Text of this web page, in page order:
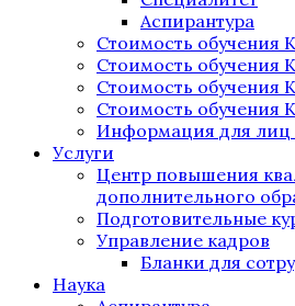
Аспирантура
Стоимость обучения
Стоимость обучения
Стоимость обучения
Стоимость обучения
Информация для лиц
Услуги
Центр повышения
дополнительного
Подготовительные
Управление кадров
Бланки для
Наука